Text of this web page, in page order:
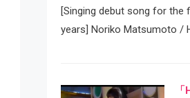
[Singing debut song for the
years] Noriko Matsumoto /